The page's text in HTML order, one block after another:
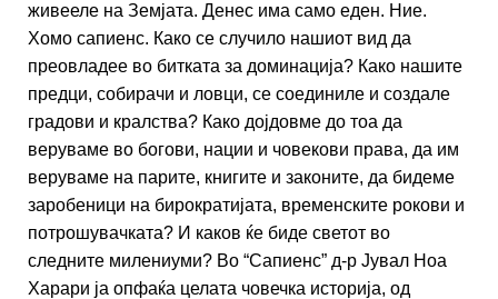
живееле на Земјата. Денес има само еден. Ние.
Хомо сапиенс. Како се случило нашиот вид да
преовладее во битката за доминација? Како нашите
предци, собирачи и ловци, се соединиле и создале
градови и кралства? Како дојдовме до тоа да
веруваме во богови, нации и човекови права, да им
веруваме на парите, книгите и законите, да бидеме
заробеници на бирократијата, временските рокови и
потрошувачката? И каков ќе биде светот во
следните милениуми? Во “Сапиенс” д-р Јувал Ноа
Харари ја опфаќа целата човечка историја, од